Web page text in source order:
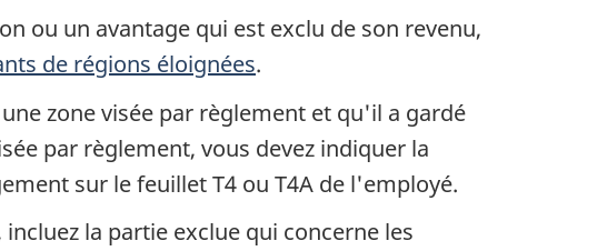
ou un avantage qui est exclu de son revenu,
de régions éloignées.
zone visée par règlement et qu'il a gardé
par règlement, vous devez indiquer la
sur le feuillet T4 ou T4A de l'employé.
incluez la partie exclue qui concerne les